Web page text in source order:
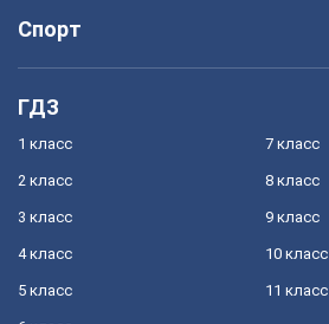
Спорт
ГДЗ
1 класс
2 класс
3 класс
4 класс
5 класс
7 класс
8 класс
9 класс
10 класс
11 класс